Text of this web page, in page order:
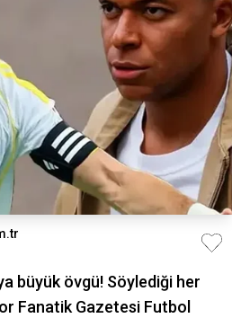
büyük övgü! Söylediği her
Fanatik Gazetesi Futbol